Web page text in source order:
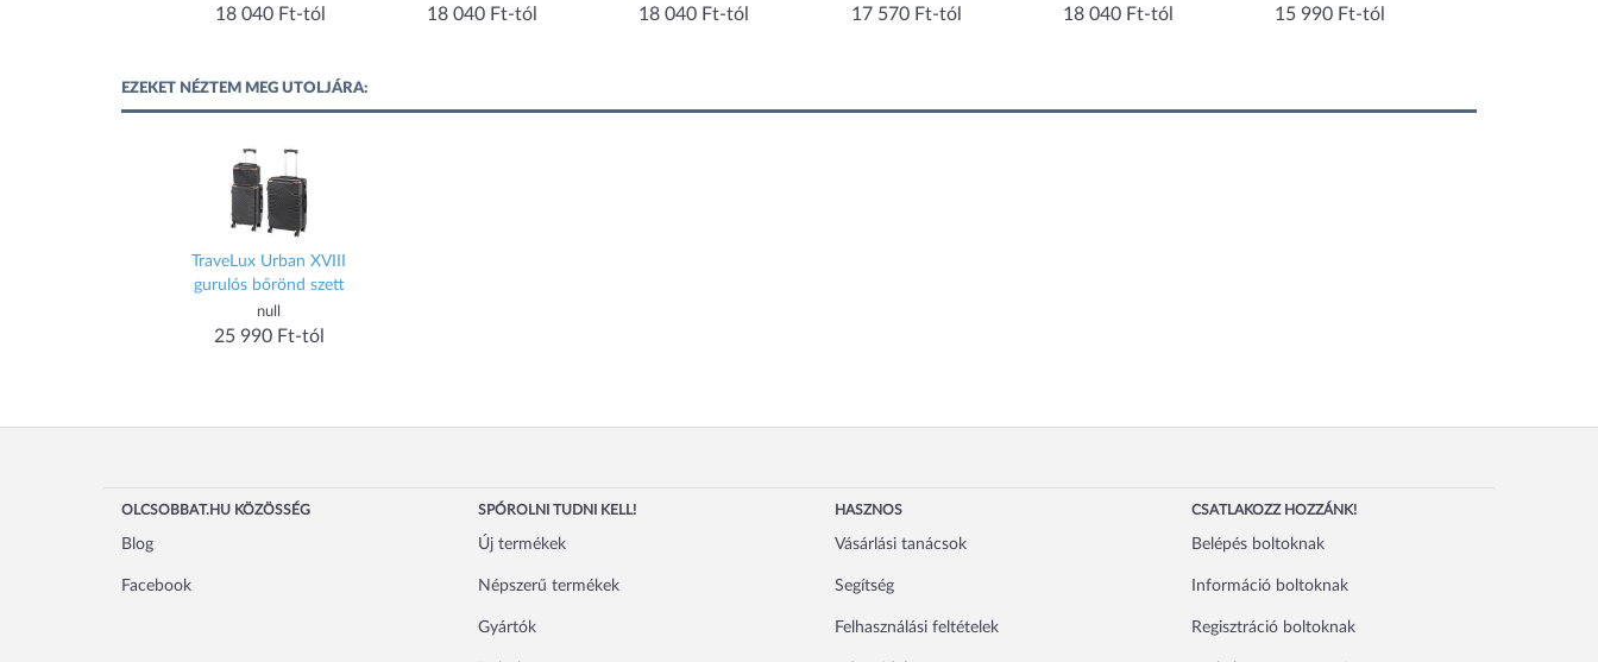
18 040 Ft-tól 18 040 Ft-tól 18 040 Ft-tól 17 570 Ft-tól 18 040 Ft-tól 15 990 Ft-tól
EZEKET NÉZTEM MEG UTOLJÁRA:
TraveLux Urban XVIII
gurulós bőrönd szett
null
25 990 Ft-tól
OLCSOBBAT.HU KÖZÖSSÉG
Blog
Facebook
SPÓROLNI TUDNI KELL!
Új termékek
Népszerű termékek
Gyártók
HASZNOS
Vásárlási tanácsok
Segítség
Felhasználási feltételek
CSATLAKOZZ HOZZÁNK!
Belépés boltoknak
Információ boltoknak
Regisztráció boltoknak